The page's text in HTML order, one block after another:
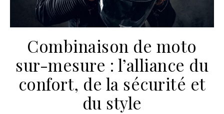
Combinaison de moto
sur-mesure : l’alliance du
confort, de la sécurité et
du style